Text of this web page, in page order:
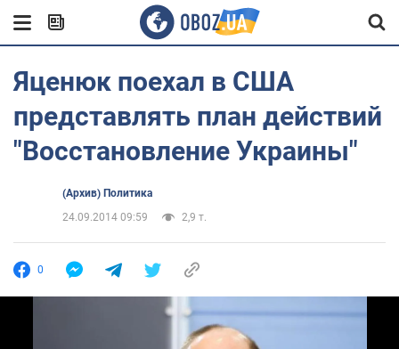
Яценюк поехал в США
представлять план действий
"Восстановление Украины"
(Архив) Политика
24.09.2014 09:59
2,9 т.
0